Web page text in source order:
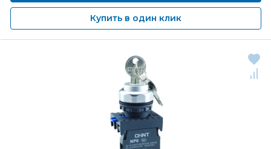
Купить в один клик